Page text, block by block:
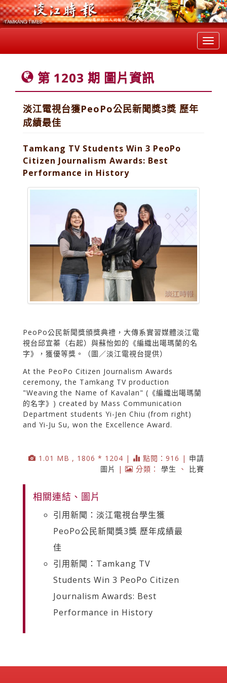
第 1203 期 圖片資訊
淡江電視台獲PeoPo公民新聞獎3獎 歷年
成績最佳
Tamkang TV Students Win 3 PeoPo
Citizen Journalism Awards: Best
Performance in History
PeoPo公民新聞獎頒獎典禮，大傳系實習媒體淡江電
視台邱宜蓁（右起）與蘇怡如的《編織出噶瑪蘭的名
字》，獲優等獎。（圖／淡江電視台提供）
At the PeoPo Citizen Journalism Awards
ceremony, the Tamkang TV production
"Weaving the Name of Kavalan" (《編織出噶瑪蘭
的名字》) created by Mass Communication
Department students Yi-Jen Chiu (from right)
and Yi-Ju Su, won the Excellence Award.
1.01 MB , 1806 * 1204 | 點閱：916 | 申請
圖片
| 分類： 學生 、 比賽
相關連結、圖片
引用新聞：淡江電視台學生獲
PeoPo公民新聞獎3獎 歷年成績最
佳
引用新聞：Tamkang TV
Students Win 3 PeoPo Citizen
Journalism Awards: Best
Performance in History